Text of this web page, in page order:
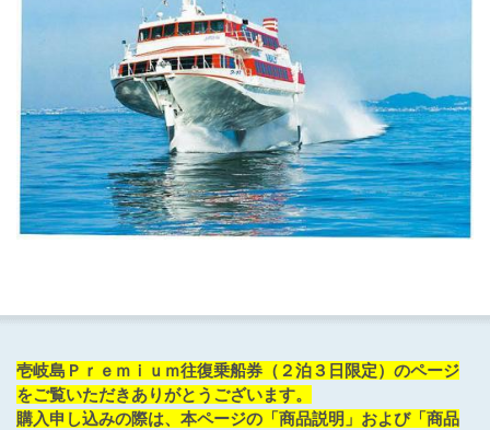
壱岐島Ｐｒｅｍｉｕｍ往復乗船券（２泊３日限定）のページ
をご覧いただきありがとうございます。
購入申し込みの際は、本ページの「商品説明」および「商品